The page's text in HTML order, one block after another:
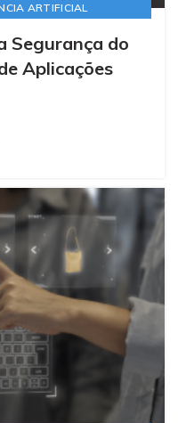
ARTIFICIAL
Segurança do
Aplicações